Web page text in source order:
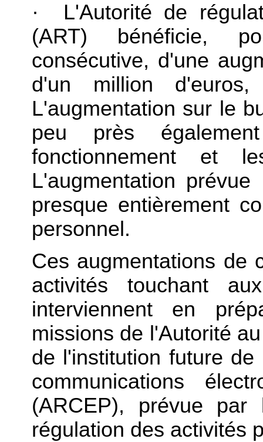
· L'Autorité de
(ART) bénéficie,
consécutive, d'une
d'un million
L'augmentation sur le
peu près
fonctionnement et
L'augmentation
presque entièrement
personnel.
Ces augmentations de
activités touchant
interviennent en
missions de l'Autorité
de l'institution future
communications
(ARCEP), prévue
régulation des activités